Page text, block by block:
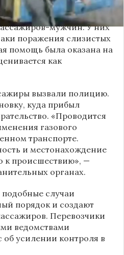
пострадали
мужчин. У них
поражения слизистых
помощь была оказана на
как
вызвали полицию.
куда прибыл
«Проводится
газового
транспорте.
и местонахождение
к происшествию», —
органах.
случаи
порядок и создают
Перевозчики
ведомствами
об усилении контроля в